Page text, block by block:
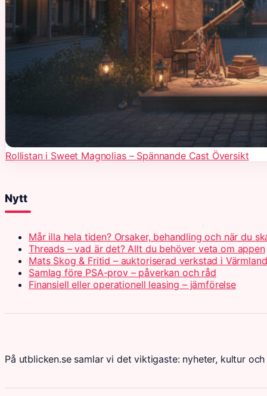
Rollistan i Sweet Magnolias – Spännande Cast Översikt
Nytt
Mår illa hela tiden? Orsaker, behandling och när du
Threads – vad är det? Allt du behöver veta om appen
Mats Skog & Fritid – auktoriserad verkstad i Värmland
Samlag före PSA-prov – påverkan och råd
Finansiell eller operationell leasing – jämförelse
På utblicken.se samlar vi det viktigaste: nyheter, kultur